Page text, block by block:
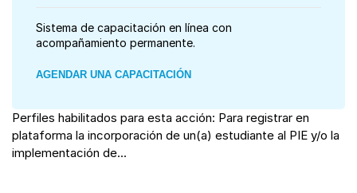
Sistema de capacitación en línea con
acompañamiento permanente.
AGENDAR UNA CAPACITACIÓN
Perfiles habilitados para esta acción: Para registrar en
plataforma la incorporación de un(a) estudiante al PIE y/o la
implementación de...